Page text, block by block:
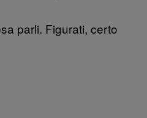
parli. Figurati, certo